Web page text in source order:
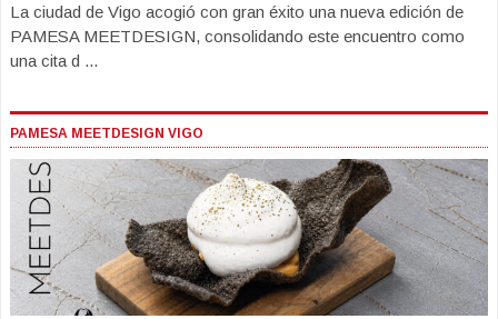
La ciudad de Vigo acogió con gran éxito una nueva edición de
PAMESA MEETDESIGN, consolidando este encuentro como
una cita d ...
PAMESA MEETDESIGN VIGO